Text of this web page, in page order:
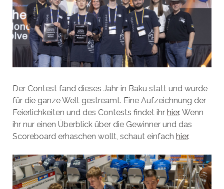
Der Contest fand dieses Jahr in Baku statt und wurde
für die ganze Welt gestreamt. Eine Aufzeichnung der
Feierlichkeiten und des Contests findet ihr hier. Wenn
ihr nur einen Überblick über die Gewinner und das
Scoreboard erhaschen wollt, schaut einfach hier.